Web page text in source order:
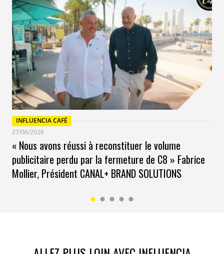
INFLUENCIA CAFÉ
27/06/2026
« Nous avons réussi à reconstituer le volume
publicitaire perdu par la fermeture de C8 » Fabrice
Mollier, Président CANAL+ BRAND SOLUTIONS